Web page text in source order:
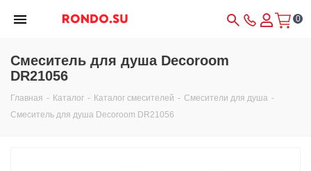
0
Смеситель для душа Decoroom
DR21056
Главная - Каталог - Каталог смесителей - Смесители для душа -
Смеситель для душа Decoroom DR21056